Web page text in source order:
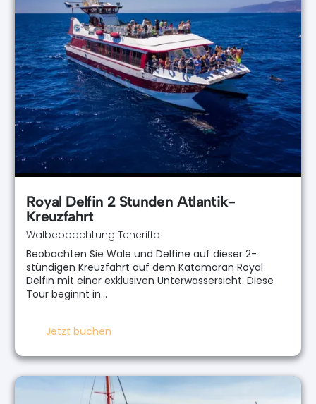
Royal Delfin 2 Stunden Atlantik-
Kreuzfahrt
Walbeobachtung Teneriffa
Beobachten Sie Wale und Delfine auf dieser 2-
stündigen Kreuzfahrt auf dem Katamaran Royal
Delfin mit einer exklusiven Unterwassersicht. Diese
Tour beginnt in…
Jetzt buchen